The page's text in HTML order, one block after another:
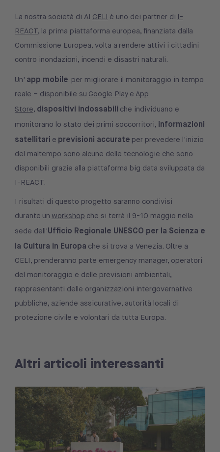
La nostra società di AI CELI è uno dei partner di I-
REACT, la prima piattaforma europea, finanziata dalla
Commissione Europea, volta a rendere attivi i cittadini
contro inondazioni, incendi e disastri naturali.
Un' app mobile per migliorare il monitoraggio in tempo
reale – disponibile su Google Play e App
Store, dispositivi indossabili che individuano e
monitorano lo stato dei primi soccorritori, informazioni
satellitari e previsioni accurate per prevedere l'inizio
del maltempo sono alcune delle tecnologie che sono
disponibili grazie alla piattaforma big data sviluppata da
I-REACT.
I risultati di questo progetto saranno condivisi
durante un workshop che si terrà il 9-10 maggio nella
sede dell'Ufficio Regionale UNESCO per la Scienza e
la Cultura in Europa che si trova a Venezia. Oltre a
CELI, prenderanno parte emergency manager, operatori
del monitoraggio e delle previsioni ambientali,
rappresentanti delle organizzazioni intergovernative
pubbliche, aziende assicurative, autorità locali di
protezione civile e volontari da tutta Europa.
Altri articoli interessanti